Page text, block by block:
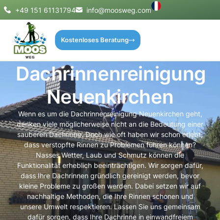
+49 151 61131794 info@moosweg.com
Kostenloses Beratung
Dachrinnenreinigung
Neuenkirchen
Wenn es um die Dachrinnenreinigung Neuenkirchen geht,
denken viele möglicherweise nicht an die Bedeutung einer
sauberen Dachrinne. Doch wie oft haben wir schon erlebt,
dass verstopfte Rinnen zu Problemen führen können?
Nasses Wetter, Laub und Schmutz können die
Funktionalität erheblich beeinträchtigen. Wir sorgen dafür,
dass Ihre Dachrinnen gründlich gereinigt werden, bevor
kleine Probleme zu großen werden. Dabei setzen wir auf
nachhaltige Methoden, die Ihre Rinnen schonen und
unsere Umwelt respektieren. Lassen Sie uns gemeinsam
dafür sorgen, dass Ihre Dachrinne in einwandfreiem